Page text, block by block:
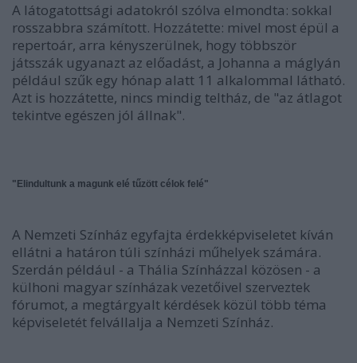
A látogatottsági adatokról szólva elmondta: sokkal
rosszabbra számított. Hozzátette: mivel most épül a
repertoár, arra kényszerülnek, hogy többször
játsszák ugyanazt az előadást, a Johanna a máglyán
például szűk egy hónap alatt 11 alkalommal látható.
Azt is hozzátette, nincs mindig teltház, de "az átlagot
tekintve egészen jól állnak".
"Elindultunk a magunk elé tűzött célok felé"
A Nemzeti Színház egyfajta érdekképviseletet kíván
ellátni a határon túli színházi műhelyek számára.
Szerdán például - a Thália Színházzal közösen - a
külhoni magyar színházak vezetőivel szerveztek
fórumot, a megtárgyalt kérdések közül több téma
képviseletét felvállalja a Nemzeti Színház.